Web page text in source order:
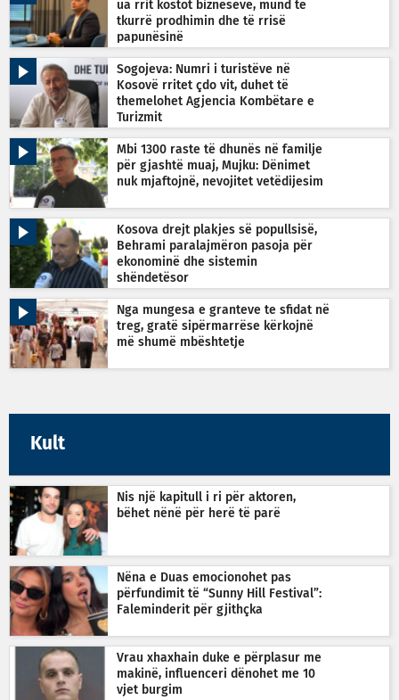
ua rrit kostot bizneseve, mund të
tkurrë prodhimin dhe të rrisë
papunësinë
Sogojeva: Numri i turistëve në
Kosovë rritet çdo vit, duhet të
themelohet Agjencia Kombëtare e
Turizmit
Mbi 1300 raste të dhunës në familje
për gjashtë muaj, Mujku: Dënimet
nuk mjaftojnë, nevojitet vetëdijesim
Kosova drejt plakjes së popullsisë,
Behrami paralajmëron pasoja për
ekonominë dhe sistemin
shëndetësor
Nga mungesa e granteve te sfidat në
treg, gratë sipërmarrëse kërkojnë
më shumë mbështetje
Kult
Nis një kapitull i ri për aktoren,
bëhet nënë për herë të parë
Nëna e Duas emocionohet pas
përfundimit të “Sunny Hill Festival”:
Faleminderit për gjithçka
Vrau xhaxhain duke e përplasur me
makinë, influenceri dënohet me 10
vjet burgim